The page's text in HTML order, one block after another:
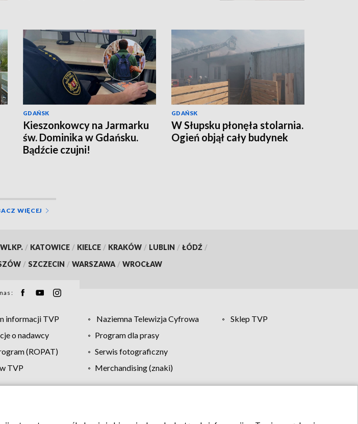
GDAŃSK
Kieszonkowcy na Jarmarku
św. Dominika w Gdańsku.
Bądźcie czujni!
GDAŃSK
W Słupsku płonęła stolarnia.
Ogień objął cały budynek
WIĘCEJ
/ KATOWICE / KIELCE / KRAKÓW / LUBLIN / ŁÓDŹ /
/ SZCZECIN / WARSZAWA / WROCŁAW
informacji TVP Naziemna Telewizja Cyfrowa
Sklep TVP
o nadawcy
Program dla prasy
(ROPAT)
Serwis fotograficzny
TVP
Merchandising (znaki)
Moje zgody Pomoc Biuro reklamy Kontakt